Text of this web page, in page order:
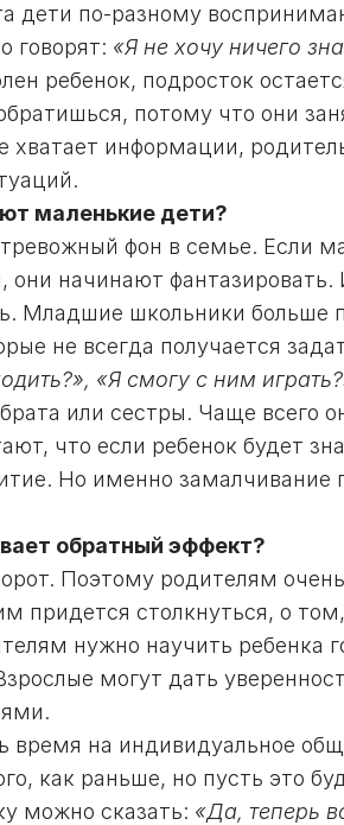
дети по-разному
говорят: «Я не хочу ничего
ребенок, подросток
потому что они
хватает информации,
маленькие дети?
фон в семье. Если
начинают фантазировать.
Младшие школьники больше
не всегда получается
«Я смогу с ним
или сестры. Чаще всего
что если ребенок будет
Но именно замалчивание
обратный эффект?
Поэтому родителям
придется столкнуться, о
нужно научить ребенка
могут дать
время на индивидуальное
как раньше, но пусть это
можно сказать: «Да, теперь